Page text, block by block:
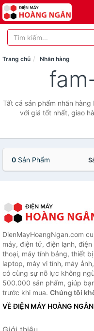
Trang chủ Nhãn hàng
Tất cả sản phẩm nhãn hàng
với giá tốt nhất, giao
0 Sản Phẩm
DienMayHoangNgan.com
máy, điện tử, điện lạnh,
thoại, máy tính bảng, thiết
laptop, máy vi tính, máy
có cùng sự nỗ lực không
500.000 sản phẩm, giúp
trước khi mua. Chúng tôi
VỀ ĐIỆN MÁY HOÀNG NGÂN